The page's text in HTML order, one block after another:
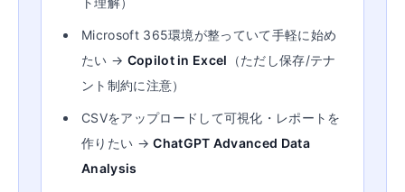
Microsoft 365環境が整っていて手軽に始め
たい → Copilot in Excel
（ただし保存/テナ
ント制約に注意）
CSVをアップロードして可視化・レポートを
作りたい →ChatGPT Advanced Data
Analysis